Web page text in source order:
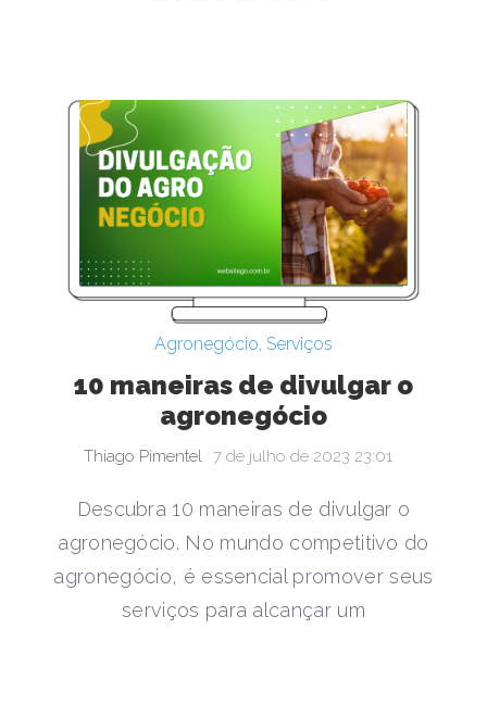
Agronegócio, Serviços
10 maneiras de divulgar o
agronegócio
Thiago Pimentel 7 de julho de 2023 23:01
Descubra 10 maneiras de divulgar o
agronegócio. No mundo competitivo do
agronegócio, é essencial promover seus
serviços para alcançar um